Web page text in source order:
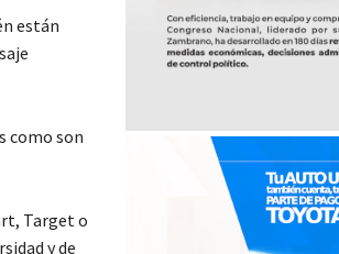
están
como son
Target o
y de